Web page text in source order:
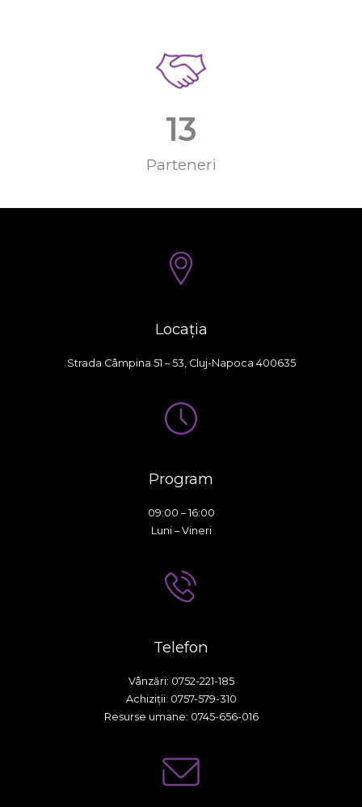
Parteneri
13
Locația
Strada Câmpina 51 – 53, Cluj-Napoca 400635
Program
09:00 – 16:00
Luni – Vineri
Telefon
Vânzări: 0752-221-185
Achiziții: 0757-579-310
Resurse umane: 0745-656-016